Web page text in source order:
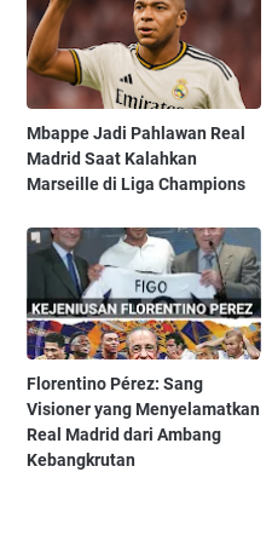
Mbappe Jadi Pahlawan Real
Madrid Saat Kalahkan
Marseille di Liga Champions
Florentino Pérez: Sang
Visioner yang Menyelamatkan
Real Madrid dari Ambang
Kebangkrutan